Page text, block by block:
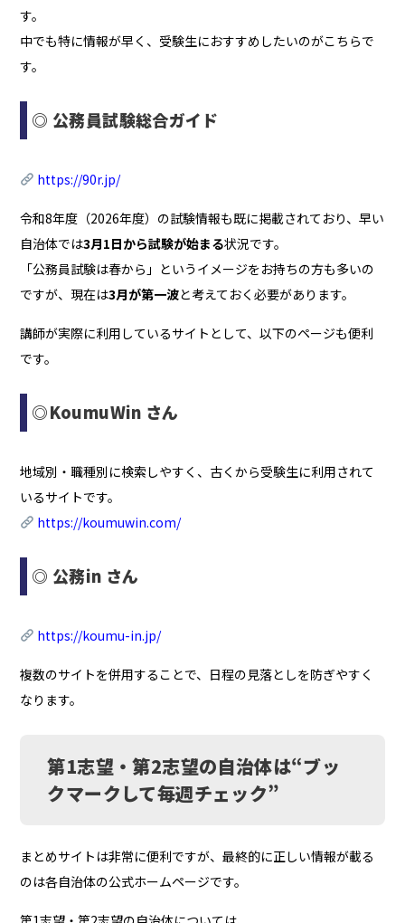
す。
中でも特に情報が早く、受験生におすすめしたいのがこちらで
す。
◎ 公務員試験総合ガイド
https://90r.jp/
令和8年度（2026年度）の試験情報も既に掲載されており、早い
自治体では3月1日から試験が始まる状況です。
「公務員試験は春から」というイメージをお持ちの方も多いの
ですが、現在は3月が第一波と考えておく必要があります。
講師が実際に利用しているサイトとして、以下のページも便利
です。
◎KoumuWin さん
地域別・職種別に検索しやすく、古くから受験生に利用されて
いるサイトです。
https://koumuwin.com/
◎ 公務in さん
https://koumu-in.jp/
複数のサイトを併用することで、日程の見落としを防ぎやすく
なります。
第1志望・第2志望の自治体は“ブッ
クマークして毎週チェック”
まとめサイトは非常に便利ですが、最終的に正しい情報が載る
のは各自治体の公式ホームページです。